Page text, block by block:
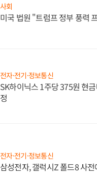
사회
미국 법원 "트럼프 정부 풍력
전자·전기·정보통신
SK하이닉스 1주당 375원 현
정
전자·전기·정보통신
삼성전자, 갤럭시Z 폴드8 사